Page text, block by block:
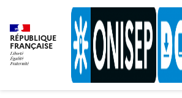
RÉPUBLIQUE
FRANÇAISE